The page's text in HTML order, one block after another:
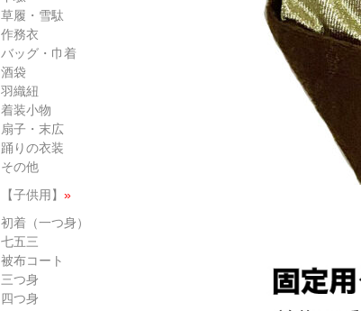
草履・雪駄
作務衣
バッグ・巾着
酒袋
羽織紐
着装小物
扇子・末広
踊りの衣装
その他
【子供用】 »
初着（一つ身）
七五三
被布コート
三つ身
四つ身